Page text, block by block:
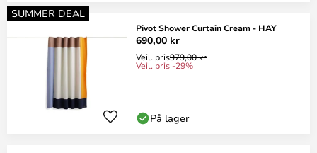
SUMMER DEAL
Pivot Shower Curtain Cream - HAY
690,00 kr
Veil. pris979,00 kr
Veil. pris -29%
På lager